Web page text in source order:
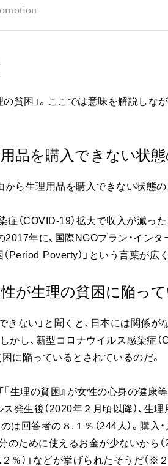
貧困」。ここでは意味を解説しな
品を購入できない状態
から生理用品を購入できない状態の
症（COVID-19）拡大で収入が減っ
2017年に、国際NGOプラン・イン
Period Poverty）」という言葉が広
が生理の貧困に陥っ
きない」と聞くと、日本には関係が
かし、新型コロナウイルス感染症（
に陥っているとされているのだ。
『生理の貧困』が女性の心身の健康
発生後（2020年２月頃以降）、生
のは回答者の８.１％（244人）。購
のために使えるお金が少ないから（
）」などが挙げられたそうだ（※２